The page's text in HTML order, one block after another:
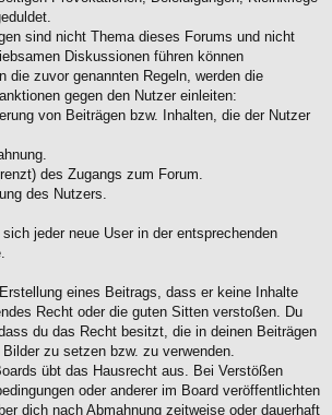
sind nicht Thema dieses Forums und nicht
Diskussionen führen können
die zuvor genannten Regeln, werden die
gegen den Nutzer einleiten:
von Beiträgen bzw. Inhalten, die der Nutzer
des Zugangs zum Forum.
des Nutzers.
jeder neue User in der entsprechenden
eines Beitrags, dass er keine Inhalte
Recht oder die guten Sitten verstoßen. Du
du das Recht besitzt, die in deinen Beiträgen
zu setzen bzw. zu verwenden.
übt das Hausrecht aus. Bei Verstößen
oder anderer im Board veröffentlichten
dich nach Abmahnung zeitweise oder dauerhaft